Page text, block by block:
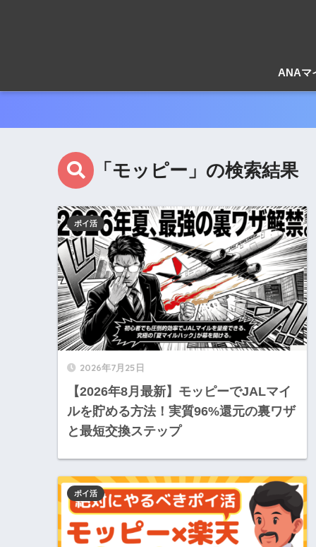
ANAマ
「モッピー」の検索結果
2026年7月25日
【2026年8月最新】モッピーでJALマイ
ルを貯める方法！実質96%還元の裏ワザ
と最短交換ステップ
ポイ活
ポイ活